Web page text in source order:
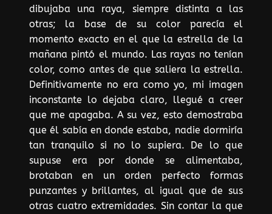
dibujaba una raya, siempre distinta a las
otras; la base de su color parecía el
momento exacto en el que la estrella de la
mañana pintó el mundo. Las rayas no tenían
color, como antes de que saliera la estrella.
Definitivamente no era como yo, mi imagen
inconstante lo dejaba claro, llegué a creer
que me apagaba. A su vez, esto demostraba
que él sabía en donde estaba, nadie dormiría
tan tranquilo si no lo supiera. De lo que
supuse era por donde se alimentaba,
brotaban en un orden perfecto formas
punzantes y brillantes, al igual que de sus
otras cuatro extremidades. Sin contar la que